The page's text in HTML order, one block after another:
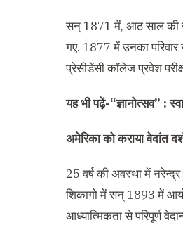
सन् 1871 में, आठ साल की
गए. 1877 में उनका परिवार
प्रेसीडेंसी कॉलेज प्रवेश
यह भी पढ़ें-“ज्ञानोत्सव” :
अमेरिका को कराया वेदांत
25 वर्ष की अवस्था में
शिकागो में सन् 1893 में
आध्यात्मिकता से परिपूर्ण